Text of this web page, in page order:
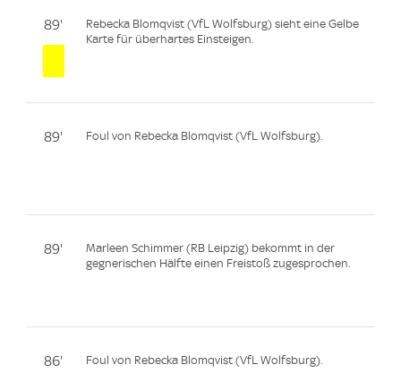
89'
Rebecka Blomqvist (VfL Wolfsburg) sieht eine Gelbe
Karte für überhartes Einsteigen.
89' Foul von Rebecka Blomqvist (VfL Wolfsburg).
89'
Marleen Schimmer (RB Leipzig) bekommt in der
gegnerischen Hälfte einen Freistoß zugesprochen.
86' Foul von Rebecka Blomqvist (VfL Wolfsburg).